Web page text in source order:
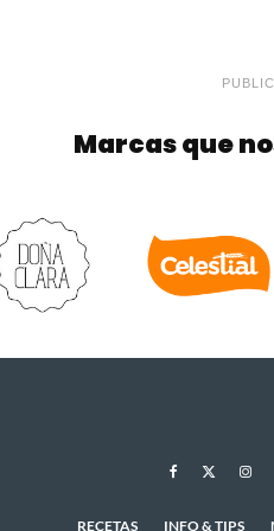
Marcas que
RECETAS INFO & TIPS